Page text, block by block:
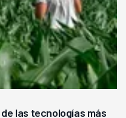
las tecnologías más